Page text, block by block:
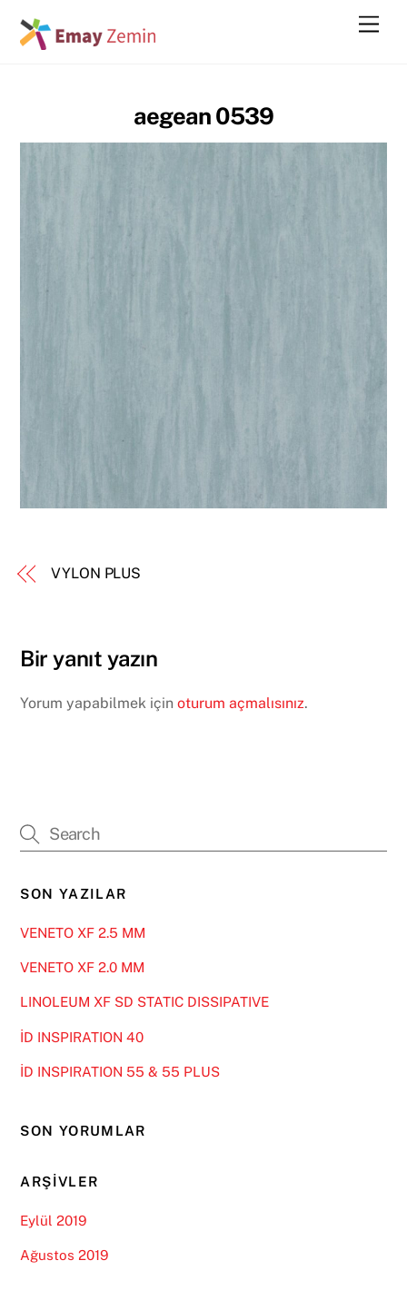
aegean 0539
VYLON PLUS
Bir yanıt yazın
Yorum yapabilmek içinoturum açmalısınız.
SON YAZILAR
VENETO XF 2.5 MM
VENETO XF 2.0 MM
LINOLEUM XF SD STATIC DISSIPATIVE
İD INSPIRATION 40
İD INSPIRATION 55 & 55 PLUS
SON YORUMLAR
ARŞIVLER
Eylül 2019
Ağustos 2019